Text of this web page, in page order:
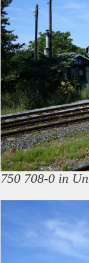
750 708-0 in